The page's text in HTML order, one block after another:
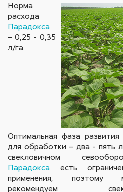
Норма
расхода
Парадокса
– 0,25 - 0,35
л/га.
Оптимальная фаза развития
для обработки – два - пять
свекловичном
Парадокса есть
применения,
рекомендуем